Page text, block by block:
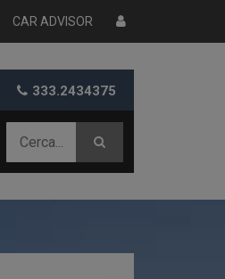
CAR ADVISOR
333.2434375